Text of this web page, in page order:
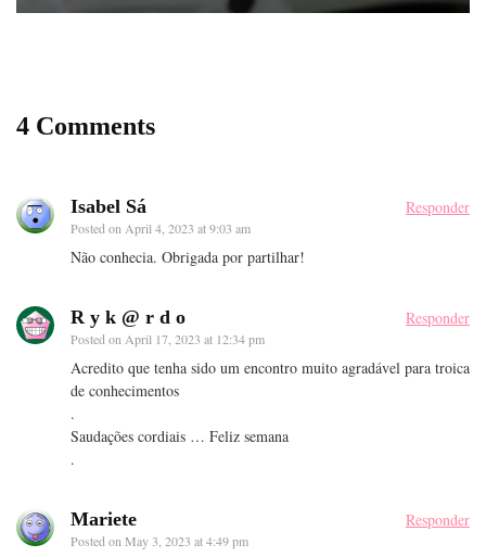
4 Comments
Isabel Sá
Posted on April 4, 2023 at 9:03 am
Responder
Não conhecia. Obrigada por partilhar!
R y k @ r d o
Posted on April 17, 2023 at 12:34 pm
Responder
Acredito que tenha sido um encontro muito agradável para troica
de conhecimentos
.
Saudações cordiais … Feliz semana
.
Mariete
Posted on May 3, 2023 at 4:49 pm
Responder